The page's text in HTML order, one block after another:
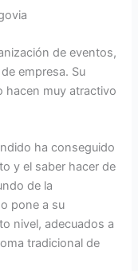
de eventos,
empresa. Su
hacen muy atractivo
ha conseguido
y el saber hacer de
de la
pone a su
nivel, adecuados a
tradicional de